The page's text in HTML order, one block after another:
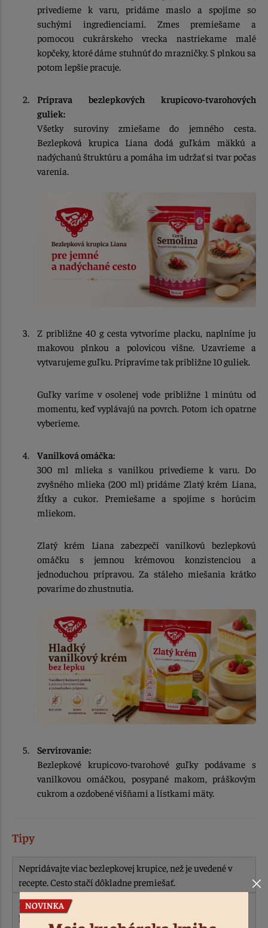
privedieme k varu, pridáme maslo a spojíme so
suchými ingredienciami. Zmes premiešame a
pomocou cukrárskeho vrecka nastriekame malé
kopčeky, ktoré dáme stuhnúť do mrazničky. S plnkou sa
potom lepšie pracuje.
Príprava bezlepkových krupicovo-tvarohových
guliek:
Všetky suroviny zmiešame do jemného cesta.
Bezlepková krupica Liana dodá guľkám mäkkú a
nadýchanú štruktúru a pomáha im udržať si tvar počas
varenia.
Z približne 40 g cesta vytvoríme placku, naplníme ju
makovou plnkou a polovicou višne. Uzavrieme a
vytvarujeme guľku. Pripravíme tak približne 10 guliek.
Guľky varíme v osolenej vode približne 1 minútu od
momentu, keď vyplávajú na povrch. Potom ich opatrne
vyberieme.
Vanilková omáčka:
300 ml mlieka s vanilkou privedieme k varu. Do
zvyšného mlieka (200 ml) pridáme Zlatý krém Liana,
žĺtky a cukor. Premiešame a spojíme s horúcim
mliekom.
Zlatý krém Liana zabezpečí vanilkovú bezlepkovú
omáčku s jemnou krémovou konzistenciou a
jednoduchou prípravou. Za stáleho miešania krátko
povaríme do zhustnutia.
Servírovanie:
Bezlepkové krupicovo-tvarohové guľky podávame s
vanilkovou omáčkou, posypané makom, práškovým
cukrom a ozdobené višňami a lístkami mäty.
Tipy
Nepridávajte viac bezlepkovej krupice, než je uvedené v
recepte. Cesto stačí dôkladne premiešať.
Do neplnených guliek môžete pridať prášok z
lyofilizovaného ovocia, ktorý dodá cestu ovocnú chuť aj